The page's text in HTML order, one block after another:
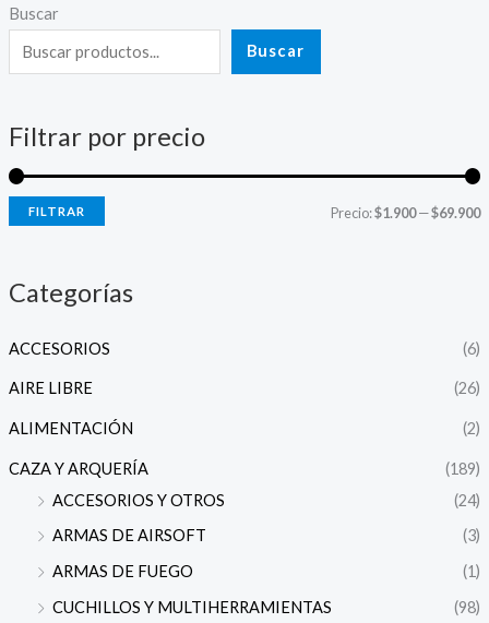
Buscar
Buscar
Filtrar por precio
oo
FILTRAR Precio:$1.900—$69.900
Categorías
ACCESORIOS (6)
AIRE LIBRE (26)
ALIMENTACIÓN (2)
CAZA Y ARQUERÍA
(189)
ACCESORIOS Y OTROS
(24)
ARMAS DE AIRSOFT
(3)
ARMAS DE FUEGO
(1)
CUCHILLOS Y MULTIHERRAMIENTAS
(98)